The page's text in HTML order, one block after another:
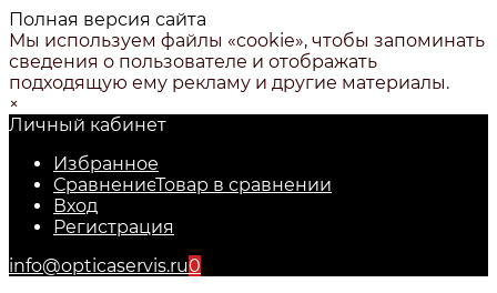
Полная версия сайта
Мы используем файлы «cookie», чтобы запоминать
сведения о пользователе и отображать
подходящую ему рекламу и другие материалы.
×
Личный кабинет
Избранное
СравнениеТовар в сравнении
Вход
Регистрация
info@opticaservis.ru0